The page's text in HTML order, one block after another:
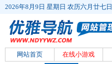
2026年8月9日 星期日 农历六月廿七日
网站首页 在线小游戏